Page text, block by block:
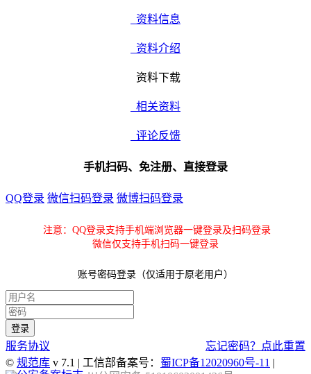
资料信息
资料介绍
资料下载
相关资料
评论反馈
手机扫码、免注册、直接登录
QQ登录 微信扫码登录 微博扫码登录
注意：QQ登录支持手机端浏览器一键登录及扫码登录
微信仅支持手机扫码一键登录
账号密码登录（仅适用于原老用户）
服务协议
忘记密码？点此重置
© 规范库 v 7.1 | 工信部备案号： 蜀ICP备12020960号-11 |